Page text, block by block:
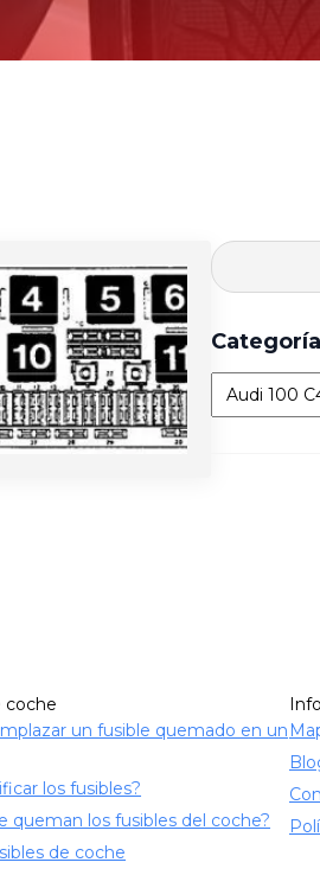
Categorías
coche
un fusible quemado en un
los fusibles?
queman los fusibles del coche?
de coche